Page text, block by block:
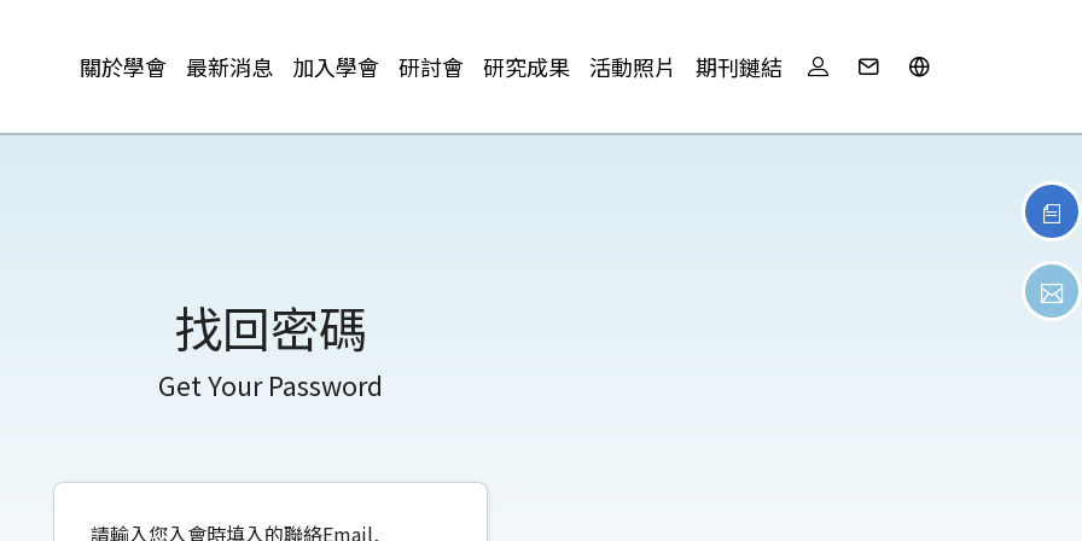
關於學會 最新消息 加入學會 研討會 研究成果 活動照片 期刊鏈結
找回密碼
Get Your Password
請輸入您入會時填入的聯絡Email,